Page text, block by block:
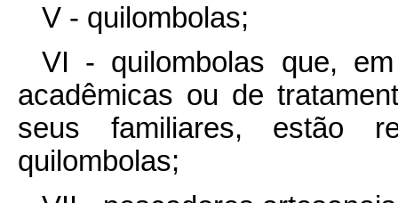
V - quilombolas;
VI - quilombolas que,
acadêmicas ou de
seus familiares, estão
quilombolas;